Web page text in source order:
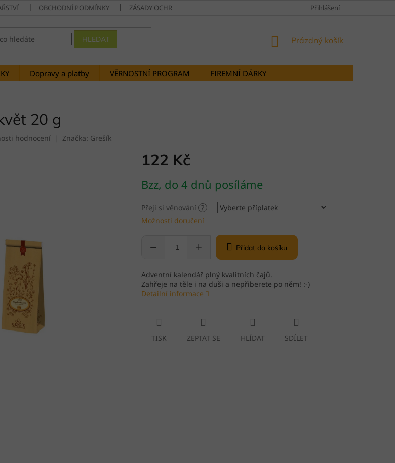
OBCHODNÍ PODMÍNKY ZÁSADY OCHRANY OSOBNÍCH ÚDAJŮ DOPRAVY A PLATBYPřihlášení
HLEDAT
NÁKUPNÍ
Prázdný košík
Dopravy a platby VĚRNOSTNÍ PROGRAM FIREMNÍ DÁRKY
20 g
hodnocení Značka: Grešík
122 Kč
cena:
Bzz, do 4 dnů posíláme
Přeji si věnování ?
Možnosti doručení
Přidat do košíku
Adventní kalendář plný kvalitních čajů.
Zahřeje na těle i na duši a nepřiberete po něm! :-)
Detailní informace
TISK ZEPTAT SE HLÍDAT SDÍLET